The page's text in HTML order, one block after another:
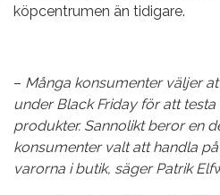
köpcentrumen än tidigare.
– Många konsumenter väljer
under Black Friday för att
produkter. Sannolikt beror en
konsumenter valt att handla
varorna i butik, säger Patrik